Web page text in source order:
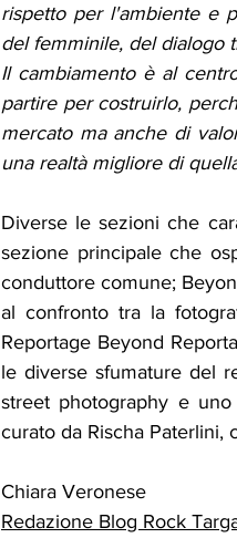
rispetto per l'ambiente e
del femminile, del dialogo
Il cambiamento è al
partire per costruirlo,
mercato ma anche di
una realtà migliore di
Diverse le sezioni che
sezione principale che
conduttore comune;
al confronto tra la
Reportage Beyond
le diverse sfumature del
street photography e
curato da Rischa
Chiara Veronese
Redazione Blog Rock